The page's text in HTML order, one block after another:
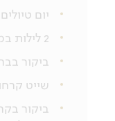
יום
2 לילות במלון בשמורת טורס דל פיינה
ביקור
שייט
ביקור